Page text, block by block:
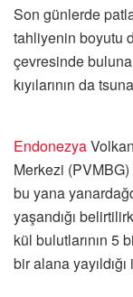
Son günlerde
tahliyenin boyutu
çevresinde
kıyılarının da
Endonezya
Merkezi (PVMBG)
bu yana
yaşandığı
kül bulutlarının 5
bir alana